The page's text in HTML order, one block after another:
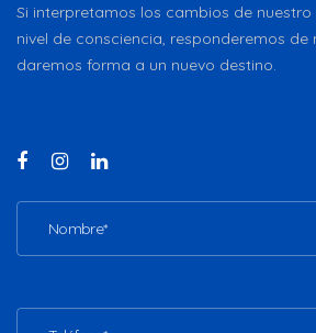
Si interpretamos los cambios de
nivel de consciencia, responderemos de
daremos forma a un nuevo destino.